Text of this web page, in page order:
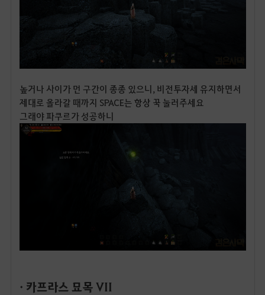
높거나 사이가 먼 구간이 종종 있으니, 비전투자세 유지하면서
제대로 올라갈 때까지 SPACE는 항상 꾹 눌러주세요
그래야 파쿠르가 성공하니
· 카프라스 묘목 VII